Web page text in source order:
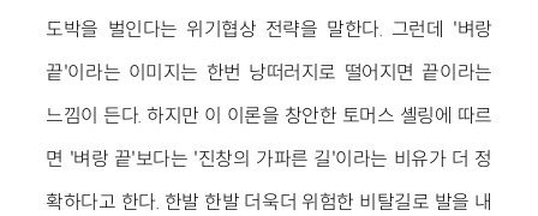
도박을 벌인다는 위기협상 전략을 말한다. 그런데 '벼랑
끝'이라는 이미지는 한번 낭떠러지로 떨어지면 끝이라는
느낌이 든다. 하지만 이 이론을 창안한 토머스 셸링에 따르
면 '벼랑 끝'보다는 '진창의 가파른 길'이라는 비유가 더 정
확하다고 한다. 한발 한발 더욱더 위험한 비탈길로 발을 내